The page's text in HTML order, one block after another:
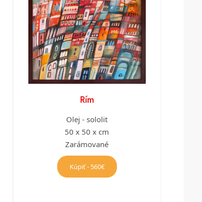
Rím
Olej - sololit
50 x 50 x cm
Zarámované
Kúpiť - 560€